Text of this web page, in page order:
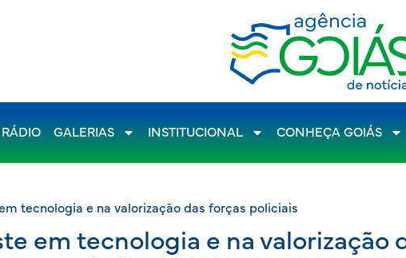
RÁDIO GALERIAS INSTITUCIONAL CONHEÇA GOIÁS
tecnologia e na valorização das forças policiais
em tecnologia e na valorização